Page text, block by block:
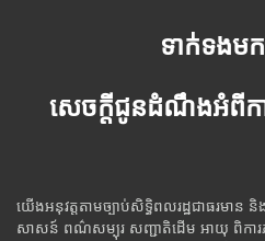
ទាក់ទងម
សេចក្តីជូនដំណឹងអំពីកា
យើងអនុវត្តតាមច្បាប់សិទ្ធិពលរដ្ឋជាធរមាន
សាសន៍ ពណ៌សម្បុរ សញ្ជាតិដើម អាយុ ពិការ